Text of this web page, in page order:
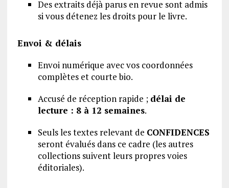
Des extraits déjà parus en revue sont admis
si vous détenez les droits pour le livre.
Envoi & délais
Envoi numérique avec vos coordonnées
complètes et courte bio.
Accusé de réception rapide ; délai de
lecture : 8 à 12 semaines.
Seuls les textes relevant de CONFIDENCES
seront évalués dans ce cadre (les autres
collections suivent leurs propres voies
éditoriales).